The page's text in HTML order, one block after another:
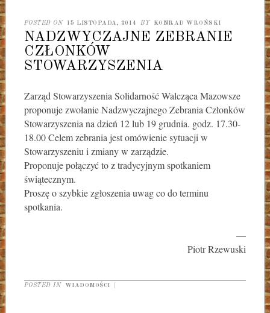
POSTED ON 15 LISTOPADA, 2014 BY KONRAD WROŃSKI
NADZWYCZAJNE ZEBRANIE
CZŁONKÓW
STOWARZYSZENIA
Zarząd Stowarzyszenia Solidarność Walcząca Mazowsze
proponuje zwołanie Nadzwyczajnego Zebrania Członków
Stowarzyszenia na dzień 12 lub 19 grudnia. godz. 17.30-
18.00 Celem zebrania jest omówienie sytuacji w
Stowarzyszeniu i zmiany w zarządzie.
Proponuje połączyć to z tradycyjnym spotkaniem
świątecznym.
Proszę o szybkie zgłoszenia uwag co do terminu
spotkania.
—
Piotr Rzewuski
POSTED IN WIADOMOŚCI